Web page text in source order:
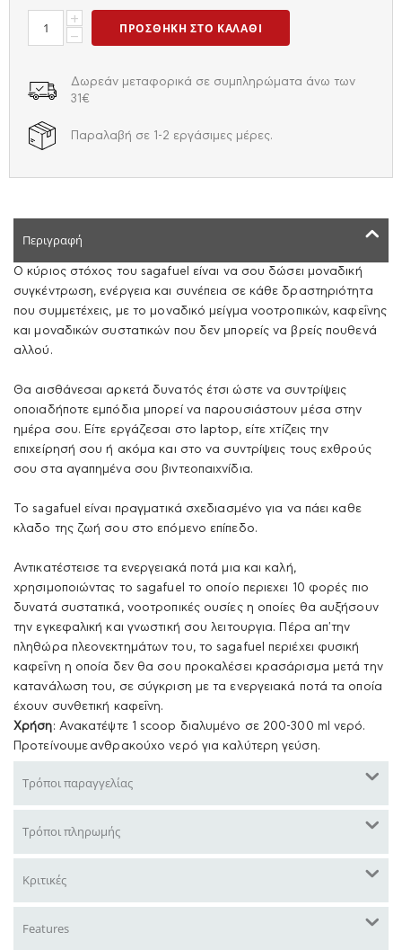
+
−
ΠΡΟΣΘΉΚΗ ΣΤΟ ΚΑΛΆΘΙ
Δωρεάν μεταφορικά σε συμπληρώματα άνω των
31€
Παραλαβή σε 1-2 εργάσιμες μέρες.
Περιγραφή
Ο κύριος στόχος του sagafuel είναι να σου δώσει μοναδική
συγκέντρωση, ενέργεια και συνέπεια σε κάθε δραστηριότητα
που συμμετέχεις, με το μοναδικό μείγμα νοοτροπικών, καφεΐνης
και μοναδικών συστατικών που δεν μπορείς να βρείς πουθενά
αλλού.
Θα αισθάνεσαι αρκετά δυνατός έτσι ώστε να συντρίψεις
οποιαδήποτε εμπόδια μπορεί να παρουσιάστουν μέσα στην
ημέρα σου. Είτε εργάζεσαι στο laptop, είτε χτίζεις την
επιχείρησή σου ή ακόμα και στο να συντρίψεις τους εχθρούς
σου στα αγαπημένα σου βιντεοπαιχνίδια.
Το sagafuel είναι πραγματικά σχεδιασμένο για να πάει καθε
κλαδο της ζωή σου στο επόμενο επίπεδο.
Αντικατέστεισε τα ενεργειακά ποτά μια και καλή,
χρησιμοποιώντας το sagafuel το οποίο περιεχει 10 φορές πιο
δυνατά συστατικά, νοοτροπικές ουσίες η οποίες θα αυξήσουν
την εγκεφαλική και γνωστική σου λειτουργια. Πέρα απ'την
πληθώρα πλεονεκτημάτων του, το sagafuel περιέχει φυσική
καφεΐνη η οποία δεν θα σου προκαλέσει κρασάρισμα μετά την
κατανάλωση του, σε σύγκριση με τα ενεργειακά ποτά τα οποία
έχουν συνθετική καφεΐνη.
Χρήση: Ανακατέψτε 1 scoop διαλυμένο σε 200-300 ml νερό.
Προτείνουμε ανθρακούχο νερό για καλύτερη γεύση.
Τρόποι παραγγελίας
Τρόποι πληρωμής
Κριτικές
Features